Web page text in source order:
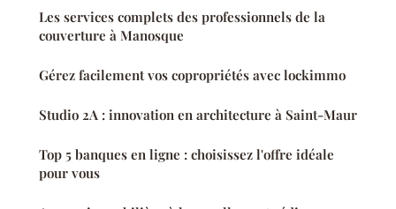
Les services complets des professionnels de la
couverture à Manosque
Gérez facilement vos copropriétés avec lockimmo
Studio 2A : innovation en architecture à Saint-Maur
Top 5 banques en ligne : choisissez l'offre idéale
pour vous